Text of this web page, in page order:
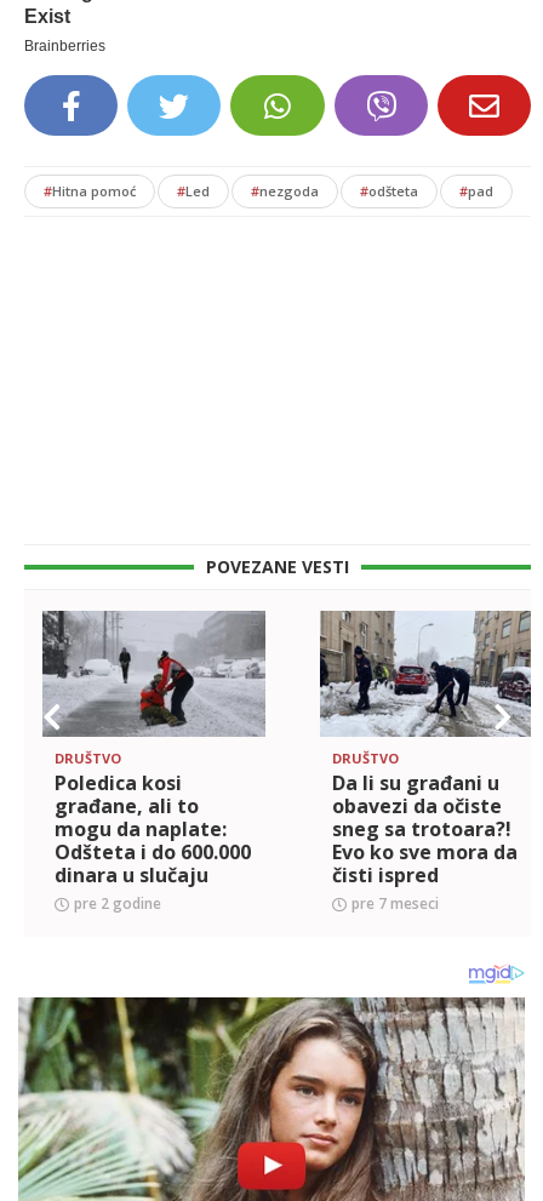
#Hitna pomoć #Led #nezgoda #odšteta #pad
POVEZANE VESTI
DRUŠTVO
Poledica kosi
građane, ali to
mogu da naplate:
Odšteta i do 600.000
dinara u slučaju
pada! Ovo je
osnovni uslov da
pre 2 godine
DRUŠTVO
Da li su građani u
obavezi da očiste
sneg sa trotoara?!
Evo ko sve mora da
čisti ispred
objekata, kazne su i
do 150.000 dinara
pre 7 meseci